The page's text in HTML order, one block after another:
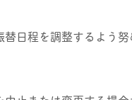
日程を調整するよう努